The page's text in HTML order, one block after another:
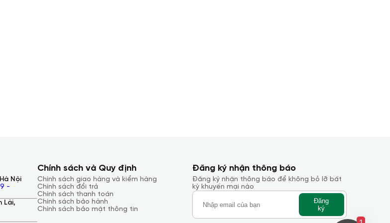
CG mang lại
suất 2x2,5W,
bộ loa đi kèm
Nội
-
Lài,
Chính sách và Quy định
Chính sách giao hàng và kiểm hàng
Chính sách đổi trả
Chính sách thanh toán
Chính sách bảo hành
Chính sách bảo mật thông tin
Đăng ký nhận thông báo
Đăng ký nhận thông báo để không bỏ lỡ bất
kỳ khuyến mại nào
Đăng
ký